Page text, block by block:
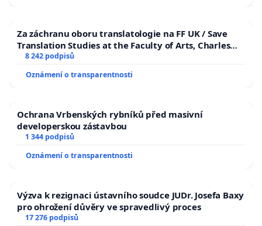
Za záchranu oboru translatologie na FF UK / Save
Translation Studies at the Faculty of Arts, Charles
University
8 242 podpisů
Oznámení o transparentnosti
Ochrana Vrbenských rybníků před masivní
developerskou zástavbou
1 344 podpisů
Oznámení o transparentnosti
Výzva k rezignaci ústavního soudce JUDr. Josefa Baxy
pro ohrožení důvěry ve spravedlivý proces
17 276 podpisů